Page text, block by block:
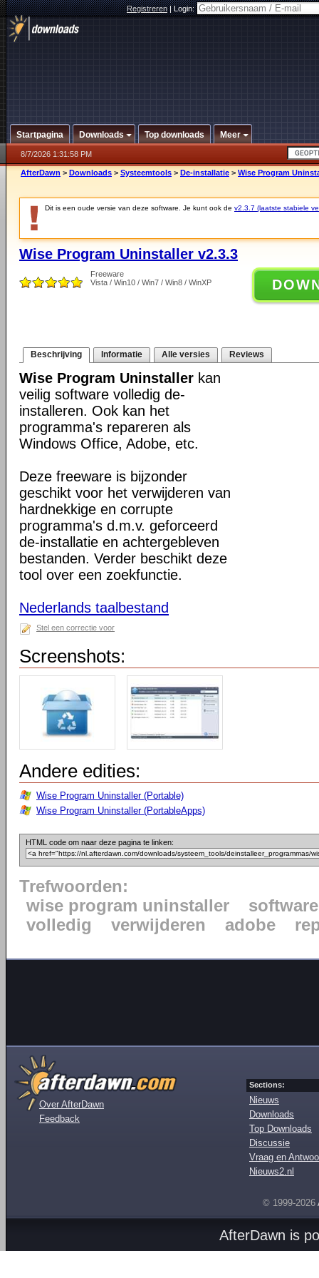
Registreren|Login:
Startpagina Downloads Top downloads Meer
8/7/2026 1:31:58 PM
AfterDawn > Downloads > Systeemtools > De-installatie > Wise Program
Dit is een oude versie van deze software. Je kunt ook de v2.3.7 (laatste stabiele
Wise Program Uninstaller v2.3.3
Freeware
Vista / Win10 / Win7 / Win8 / WinXP
Beschrijving Informatie Alle versies Reviews
Wise Program Uninstaller kan
veilig software volledig de-
installeren. Ook kan het
programma's repareren als
Windows Office, Adobe, etc.
Deze freeware is bijzonder
geschikt voor het verwijderen van
hardnekkige en corrupte
programma's d.m.v. geforceerd
de-installatie en achtergebleven
bestanden. Verder beschikt deze
tool over een zoekfunctie.
Nederlands taalbestand
Stel een correctie voor
Screenshots:
Andere edities:
Wise Program Uninstaller (Portable)
Wise Program Uninstaller (PortableApps)
HTML code om naar deze pagina te linken:
Trefwoorden:
wise program uninstaller
software
volledig
verwijderen adobe
Over AfterDawn
Feedback
Sections:
Nieuws
Downloads
Top Downloads
Discussie
Vraag en
Nieuws2.nl
© 1999-2026
AfterDawn is